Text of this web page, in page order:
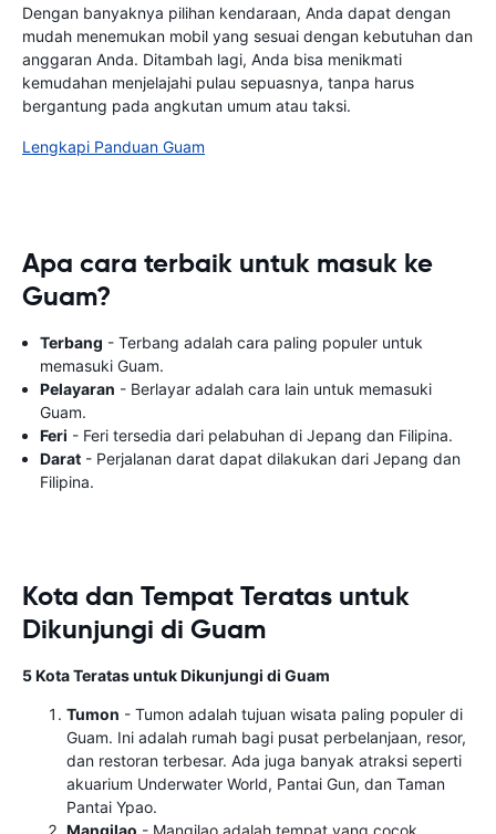
Dengan banyaknya pilihan kendaraan, Anda dapat dengan
mudah menemukan mobil yang sesuai dengan kebutuhan dan
anggaran Anda. Ditambah lagi, Anda bisa menikmati
kemudahan menjelajahi pulau sepuasnya, tanpa harus
bergantung pada angkutan umum atau taksi.
Lengkapi Panduan Guam
Apa cara terbaik untuk masuk ke
Guam?
Terbang - Terbang adalah cara paling populer untuk
memasuki Guam.
Pelayaran - Berlayar adalah cara lain untuk memasuki
Guam.
Feri - Feri tersedia dari pelabuhan di Jepang dan Filipina.
Darat - Perjalanan darat dapat dilakukan dari Jepang dan
Filipina.
Kota dan Tempat Teratas untuk
Dikunjungi di Guam
5 Kota Teratas untuk Dikunjungi di Guam
Tumon - Tumon adalah tujuan wisata paling populer di
Guam. Ini adalah rumah bagi pusat perbelanjaan, resor,
dan restoran terbesar. Ada juga banyak atraksi seperti
akuarium Underwater World, Pantai Gun, dan Taman
Pantai Ypao.
Mangilao - Mangilao adalah tempat yang cocok